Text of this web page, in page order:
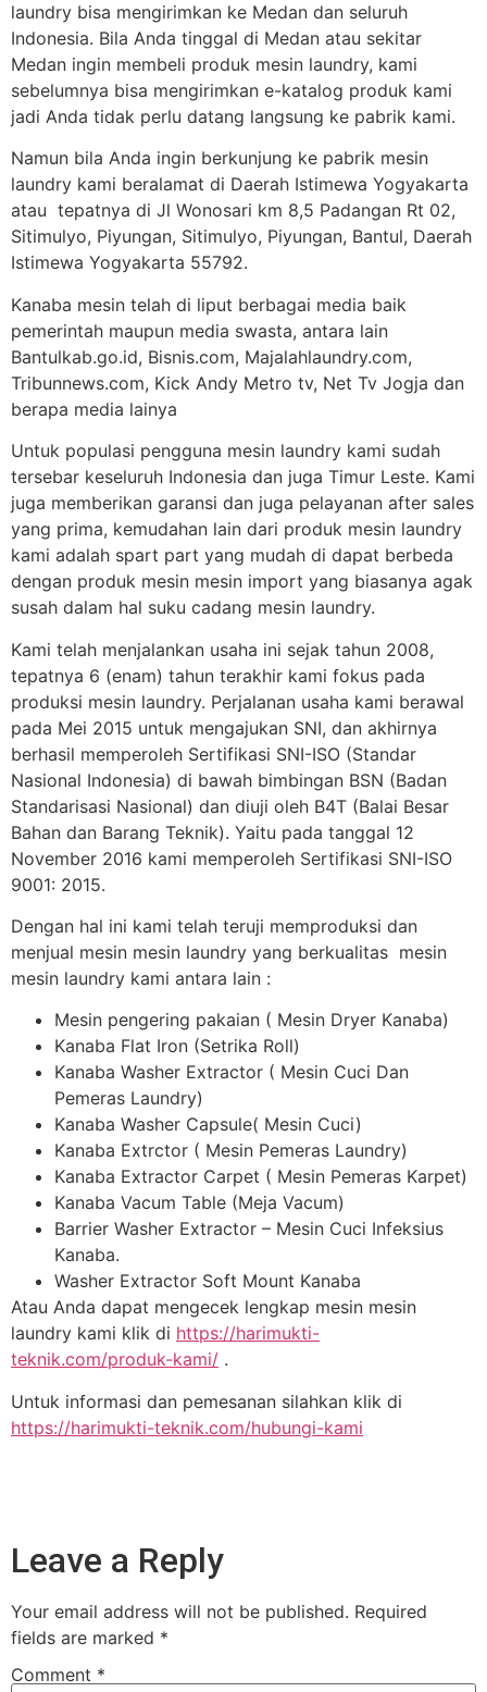
laundry bisa mengirimkan ke Medan dan seluruh
Indonesia. Bila Anda tinggal di Medan atau sekitar
Medan ingin membeli produk mesin laundry, kami
sebelumnya bisa mengirimkan e-katalog produk kami
jadi Anda tidak perlu datang langsung ke pabrik kami.
Namun bila Anda ingin berkunjung ke pabrik mesin
laundry kami beralamat di Daerah Istimewa Yogyakarta
atau tepatnya di Jl Wonosari km 8,5 Padangan Rt 02,
Sitimulyo, Piyungan, Sitimulyo, Piyungan, Bantul, Daerah
Istimewa Yogyakarta 55792.
Kanaba mesin telah di liput berbagai media baik
pemerintah maupun media swasta, antara lain
Bantulkab.go.id, Bisnis.com, Majalahlaundry.com,
Tribunnews.com, Kick Andy Metro tv, Net Tv Jogja dan
berapa media lainya
Untuk populasi pengguna mesin laundry kami sudah
tersebar keseluruh Indonesia dan juga Timur Leste. Kami
juga memberikan garansi dan juga pelayanan after sales
yang prima, kemudahan lain dari produk mesin laundry
kami adalah spart part yang mudah di dapat berbeda
dengan produk mesin mesin import yang biasanya agak
susah dalam hal suku cadang mesin laundry.
Kami telah menjalankan usaha ini sejak tahun 2008,
tepatnya 6 (enam) tahun terakhir kami fokus pada
produksi mesin laundry. Perjalanan usaha kami berawal
pada Mei 2015 untuk mengajukan SNI, dan akhirnya
berhasil memperoleh Sertifikasi SNI-ISO (Standar
Nasional Indonesia) di bawah bimbingan BSN (Badan
Standarisasi Nasional) dan diuji oleh B4T (Balai Besar
Bahan dan Barang Teknik). Yaitu pada tanggal 12
November 2016 kami memperoleh Sertifikasi SNI-ISO
9001: 2015.
Dengan hal ini kami telah teruji memproduksi dan
menjual mesin mesin laundry yang berkualitas mesin
mesin laundry kami antara lain :
Mesin pengering pakaian ( Mesin Dryer Kanaba)
Kanaba Flat Iron (Setrika Roll)
Kanaba Washer Extractor ( Mesin Cuci Dan
Pemeras Laundry)
Kanaba Washer Capsule( Mesin Cuci)
Kanaba Extrctor ( Mesin Pemeras Laundry)
Kanaba Extractor Carpet ( Mesin Pemeras Karpet)
Kanaba Vacum Table (Meja Vacum)
Barrier Washer Extractor – Mesin Cuci Infeksius
Kanaba.
Washer Extractor Soft Mount Kanaba
Atau Anda dapat mengecek lengkap mesin mesin
laundry kami klik di https://harimukti-
teknik.com/produk-kami/ .
Untuk informasi dan pemesanan silahkan klik di
https://harimukti-teknik.com/hubungi-kami
Leave a Reply
Your email address will not be published. Required
fields are marked *
Comment *